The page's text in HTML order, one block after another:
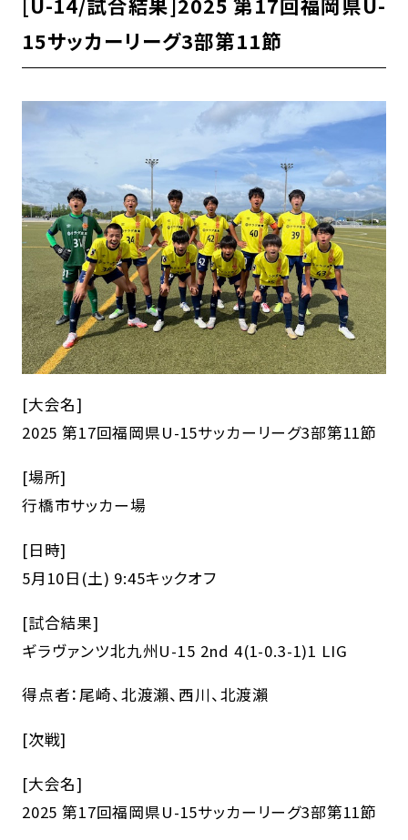
15サッカーリーグ3部第11節
[大会名]
2025 第17回福岡県U-15サッカーリーグ3部第11節
[場所]
行橋市サッカー場
[日時]
5月10日(土) 9:45キックオフ
[試合結果]
ギラヴァンツ北九州U-15 2nd 4(1-0.3-1)1 LIG
得点者：尾崎、北渡瀨、西川、北渡瀨
[次戦]
[大会名]
2025 第17回福岡県U-15サッカーリーグ3部第11節